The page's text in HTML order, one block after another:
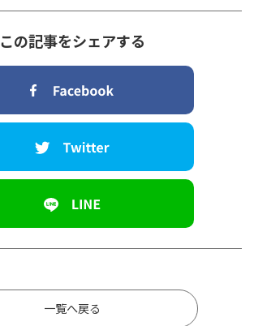
この記事をシェアする
一覧へ戻る